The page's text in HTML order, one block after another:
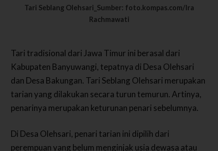
Tari Seblang Olehsari_Sumber: foto.kompas.com/Ira
Rachmawati
Tari tradisional dari Jawa Timur ini berasal dari
Kabupaten Banyuwangi, tepatnya di Desa Olehsari
dan Desa Bakungan. Tari Seblang Olehsari merupakan
tarian yang dilakukan secara turun temurun. Artinya,
penarinya merupakan keturunan penari sebelumnya.
Di Desa Olehsari, penari tarian ini dipilih dari
perempuan yang belum menginjak usia dewasa atau